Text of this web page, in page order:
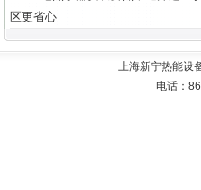
区更省心
上海新宁热能设
电话：